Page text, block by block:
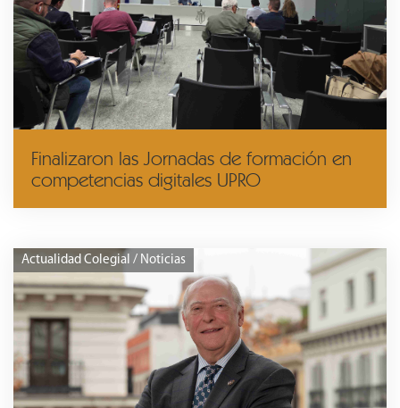
Finalizaron las Jornadas de formación en
competencias digitales UPRO
Actualidad Colegial / Noticias